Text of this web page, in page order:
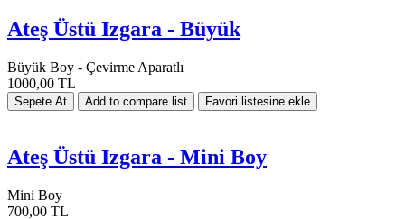
Ateş Üstü Izgara - Büyük
Büyük Boy - Çevirme Aparatlı
1000,00 TL
Ateş Üstü Izgara - Mini Boy
Mini Boy
700,00 TL